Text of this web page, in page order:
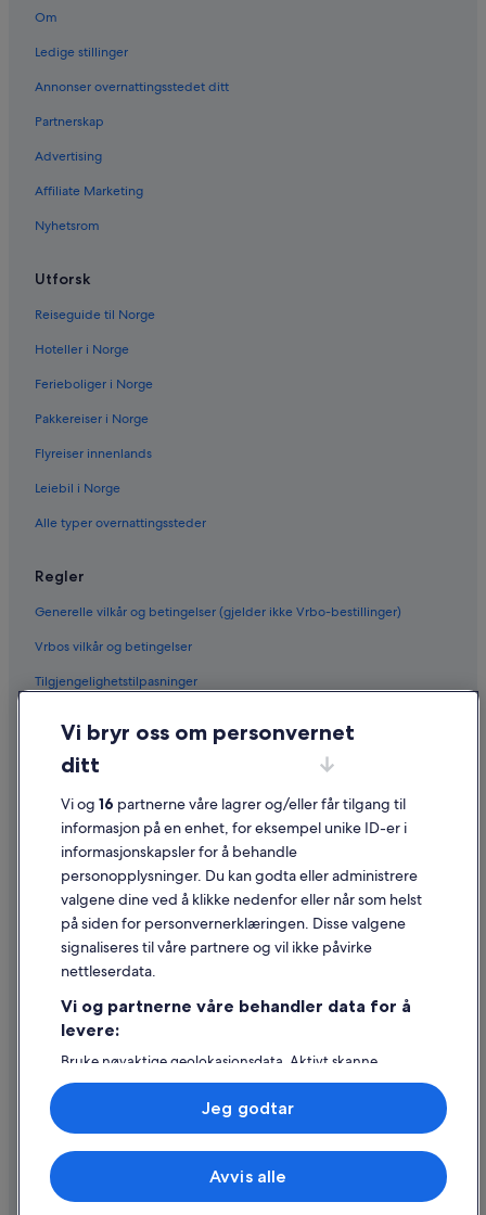
Om
Ledige stillinger
Annonser overnattingsstedet ditt
Partnerskap
Advertising
Affiliate Marketing
Nyhetsrom
Utforsk
Reiseguide til Norge
Hoteller i Norge
Ferieboliger i Norge
Pakkereiser i Norge
Flyreiser innenlands
Leiebil i Norge
Alle typer overnattingssteder
Regler
Generelle vilkår og betingelser (gjelder ikke Vrbo-bestillinger)
Vrbos vilkår og betingelser
Tilgjengelighetstilpasninger
Informasjonskapsler
Juridisk informasjon / kontakt oss
Retningslinjer for innhold og rapportering av innhold
Hjelp
Kontakt oss
Avbestille eller endre bestillingen
Refusjonsprosessen og tidsrammer for refusjon
Internasjonale reisedokumenter
© 2026 Expedia, Inc., et Expedia Group-selskap. Med enerett. Expedia
og flylogoen er varemerker eller registrerte varemerker som tilhører
Vi bryr oss om personvernet
ditt
Vi og 16 partnerne våre lagrer og/eller får tilgang til
informasjon på en enhet, for eksempel unike ID-er i
informasjonskapsler for å behandle
personopplysninger. Du kan godta eller administrere
valgene dine ved å klikke nedenfor eller når som helst
på siden for personvernerklæringen. Disse valgene
signaliseres til våre partnere og vil ikke påvirke
nettleserdata.
Vi og partnerne våre behandler data for å
levere:
Bruke nøyaktige geolokasjonsdata. Aktivt skanne
enhetsegenskaper for identifikasjon. Lagre og/eller få
tilgang til informasjon på en enhet. Personlig tilpasset
annonsering og innhold, annonsering- og
innholdsmåling, publikumsundersøkelser og
tjenesteutvikling.
Liste over partnere (leverandører)
Avvis alle
Jeg godtar